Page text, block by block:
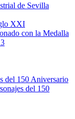
de Sevilla
XXI
con la Medalla
del 150 Aniversario
del 150